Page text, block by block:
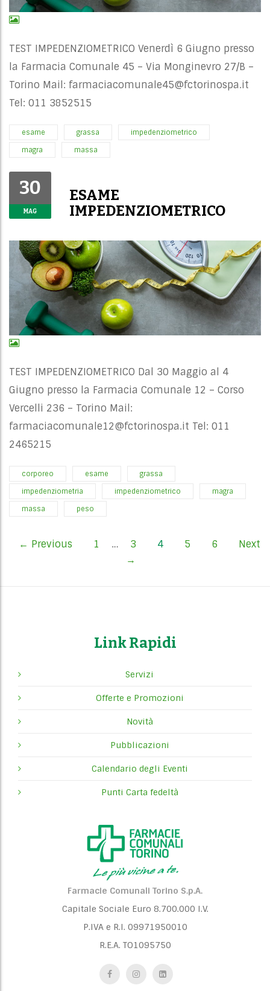
TEST IMPEDENZIOMETRICO Venerdì 6 Giugno presso
la Farmacia Comunale 45 – Via Monginevro 27/B –
Torino Mail: farmaciacomunale45@fctorinospa.it
Tel: 011 3852515
esame grassa impedenziometrico
magra massa
30
MAG
ESAME
IMPEDENZIOMETRICO
TEST IMPEDENZIOMETRICO Dal 30 Maggio al 4
Giugno presso la Farmacia Comunale 12 – Corso
Vercelli 236 – Torino Mail:
farmaciacomunale12@fctorinospa.it Tel: 011
2465215
corporeo esame grassa
impedenziometria impedenziometrico magra
massa peso
P
n
a
v
g
a
← Previous 1 … 3 4 5 6
Next
→
Link Rapidi
Servizi
Offerte e Promozioni
Novità
Pubblicazioni
Calendario degli Eventi
Punti Carta fedeltà
Farmacie Comunali Torino S.p.A.
Capitale Sociale Euro 8.700.000 I.V.
P.IVA e R.I. 09971950010
R.E.A. TO1095750